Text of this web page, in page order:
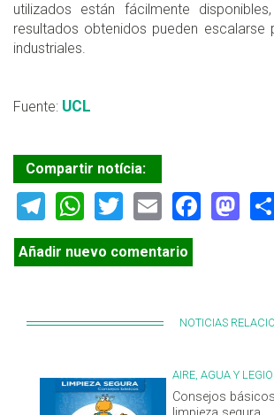
utilizados están fácilmente
resultados obtenidos pueden escalarse
industriales.
Fuente: UCL
Compartir notícia:
Telegram
WhatsApp
TwitterEmail
Añadir nuevo comentario
NOTICIAS
AIRE, AGUA Y
Consejos